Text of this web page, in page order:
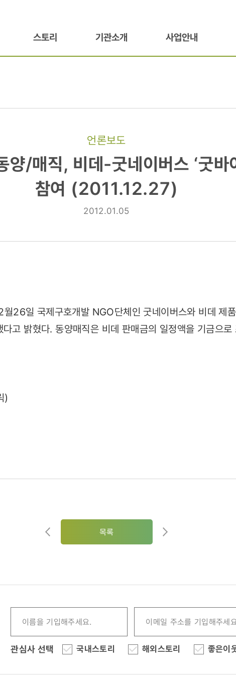
스토리 기관소개 사업안내
언론보도
/매직, 비데-굿네이버스 ‘굿바
참여 (2011.12.27)
2012.01.05
26일 국제구호개발 NGO단체인 굿네이버스와 비데 제
고 밝혔다. 동양매직은 비데 판매금의 일정액을 기금으로
)
목록
관심사 선택 국내스토리 해외스토리 좋은이